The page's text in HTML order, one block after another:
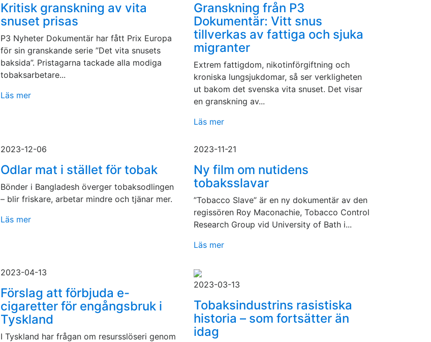
Kritisk granskning av vita
snuset prisas
P3 Nyheter Dokumentär har fått Prix Europa
för sin granskande serie ”Det vita snusets
baksida”. Pristagarna tackade alla modiga
tobaksarbetare...
Läs mer
Granskning från P3
Dokumentär: Vitt snus
tillverkas av fattiga och sjuka
migranter
Extrem fattigdom, nikotinförgiftning och
kroniska lungsjukdomar, så ser verkligheten
ut bakom det svenska vita snuset. Det visar
en granskning av...
Läs mer
2023-12-06
Odlar mat i stället för tobak
Bönder i Bangladesh överger tobaksodlingen
– blir friskare, arbetar mindre och tjänar mer.
Läs mer
2023-11-21
Ny film om nutidens
tobaksslavar
”Tobacco Slave” är en ny dokumentär av den
regissören Roy Maconachie, Tobacco Control
Research Group vid University of Bath i...
Läs mer
2023-04-13
Förslag att förbjuda e-
cigaretter för engångsbruk i
Tyskland
I Tyskland har frågan om resursslöseri genom
2023-03-13
Tobaksindustrins rasistiska
historia – som fortsätter än
idag